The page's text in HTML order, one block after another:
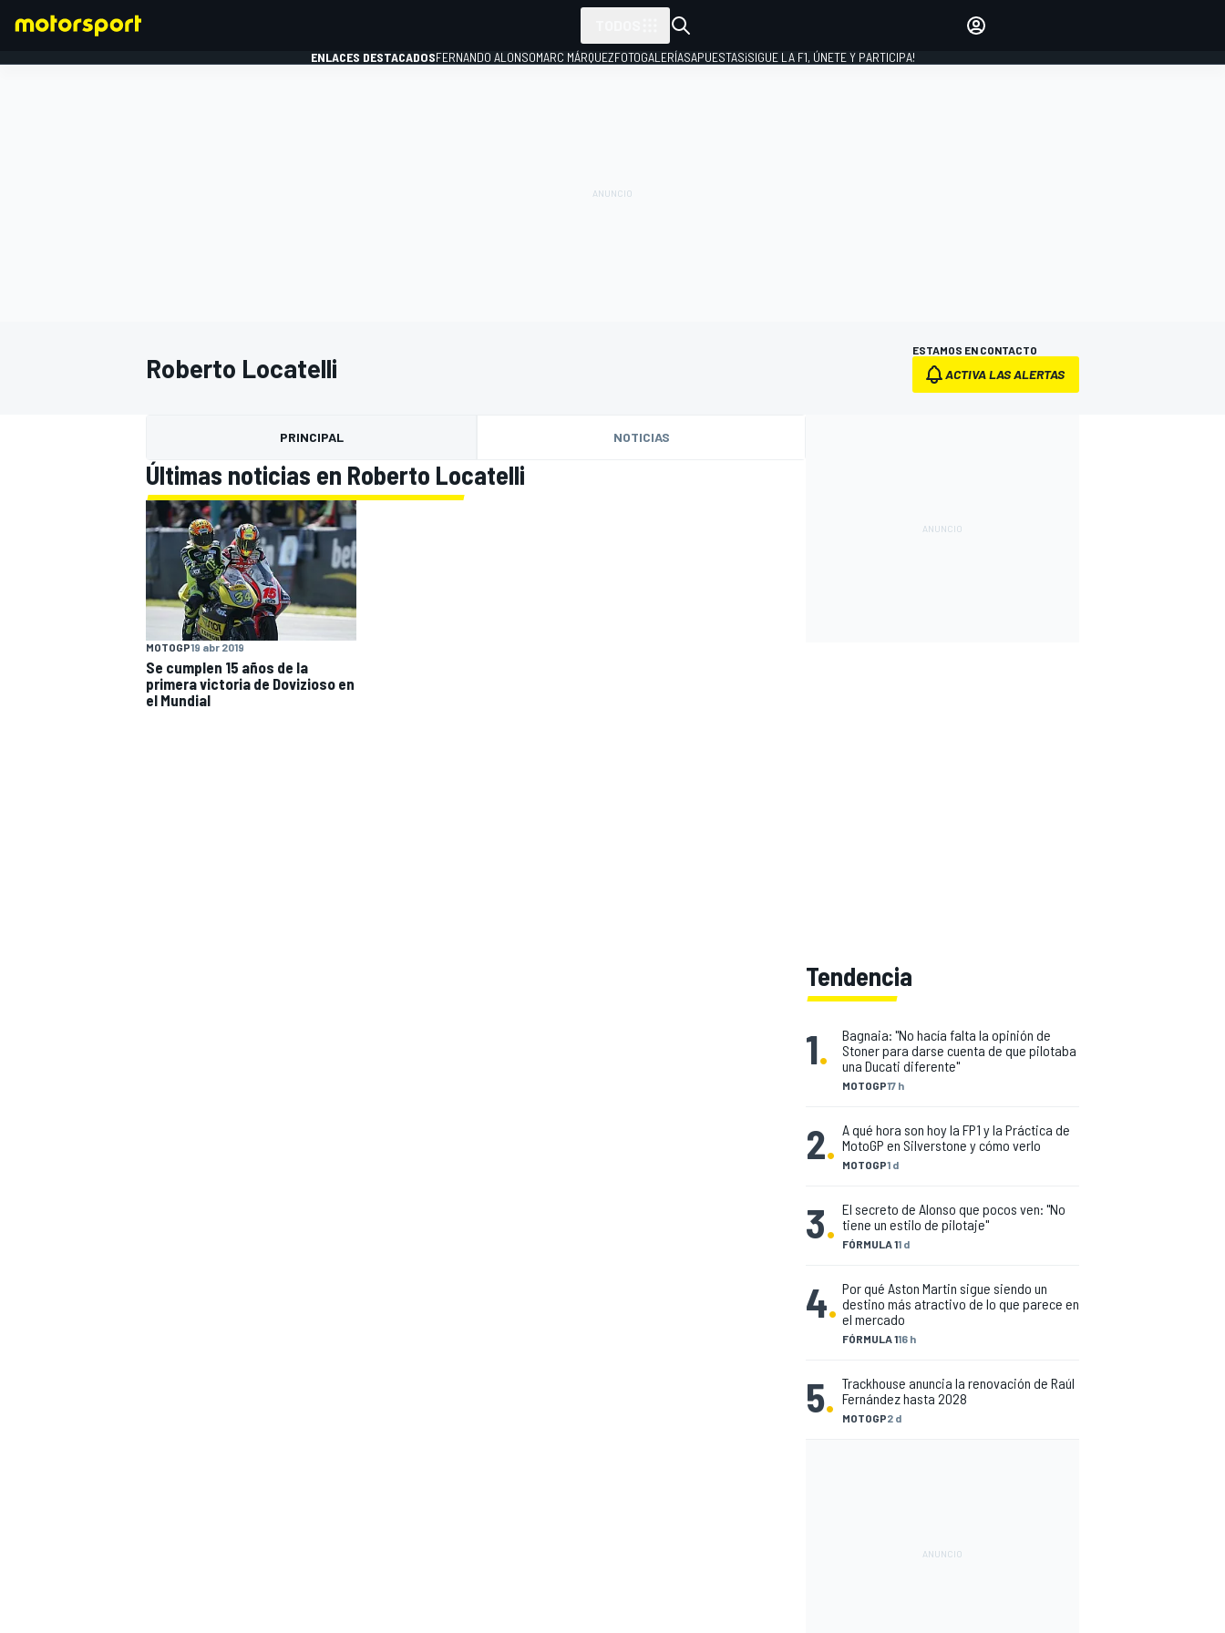
INDYCAR
ENLACES DESTACADOSFERNANDO ALONSOMARC MÁRQUEZFOTOGALERÍASAPUESTAS¡SIGUE LA F1, ÚNETE Y PARTICIPA!
Roberto Locatelli
ESTAMOS EN CONTACTO
ACTIVA LAS ALERTAS
PRINCIPAL NOTICIAS
Últimas noticias en Roberto Locatelli
MOTOGP19 abr 2019
Se cumplen 15 años de la
primera victoria de Dovizioso en
el Mundial
Tendencia
1.
MOTOGP17 h
Bagnaia: "No hacía falta la opinión de
Stoner para darse cuenta de que pilotaba
una Ducati diferente"
2. MOTOGP1 d
A qué hora son hoy la FP1 y la Práctica de
MotoGP en Silverstone y cómo verlo
3. FÓRMULA 11 d
El secreto de Alonso que pocos ven: "No
tiene un estilo de pilotaje"
4.
FÓRMULA 116 h
Por qué Aston Martin sigue siendo un
destino más atractivo de lo que parece en
el mercado
5. MOTOGP2 d
Trackhouse anuncia la renovación de Raúl
Fernández hasta 2028